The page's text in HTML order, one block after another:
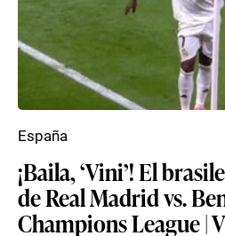
¡Baila, ‘Vini’! El
de Real Madrid vs.
Champions League |
España